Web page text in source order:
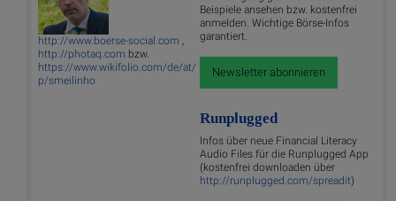
http://www.boerse-social.com ,
http://photaq.com bzw.
https://www.wikifolio.com/de/at/
p/smeilinho
Beispiele ansehen bzw. kostenfrei
anmelden. Wichtige Börse-Infos
garantiert.
Newsletter abonnieren
Runplugged
Infos über neue Financial Literacy
Audio Files für die Runplugged App
(kostenfrei downloaden über
http://runplugged.com/spreadit)